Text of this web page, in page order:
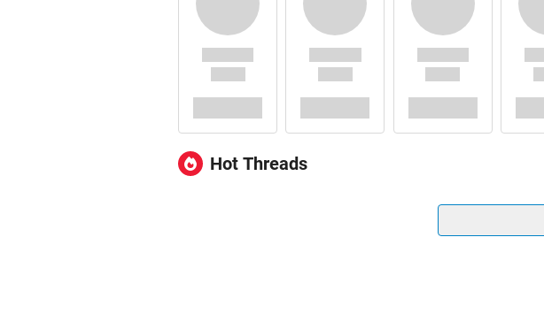
Hot Threads